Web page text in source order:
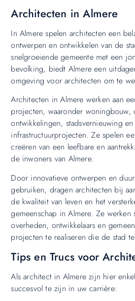
Architecten in Almere
In Almere spelen architecten een
ontwerpen en ontwikkelen van de
snelgroeiende gemeente met een
bevolking, biedt Almere een
omgeving voor architecten om te
Architecten in Almere werken aan
projecten, waaronder woningbouw,
ontwikkelingen, stadsvernieuwing en
infrastructuurprojecten. Ze spelen
creëren van een leefbare en
de inwoners van Almere.
Door innovatieve ontwerpen en
gebruiken, dragen architecten bij
de kwaliteit van leven en het
gemeenschap in Almere. Ze werken
overheden, ontwikkelaars en
projecten te realiseren die de stad
Tips en Trucs voor
Als architect in Almere zijn hier
succesvol te zijn in uw carrière: